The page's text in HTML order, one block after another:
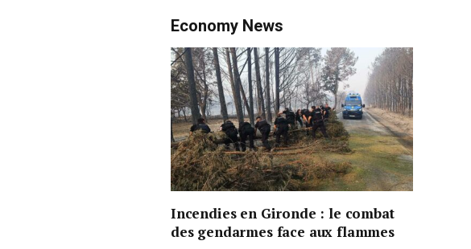
Economy News
Incendies en Gironde : le combat
des gendarmes face aux flammes